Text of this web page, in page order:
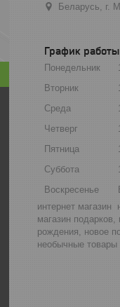
Беларусь, г.
График работы
Понедельник
Вторник
Среда
Четверг
Пятница
Суббота
Воскресенье
интернет
магазин
рождения, новое
необычные